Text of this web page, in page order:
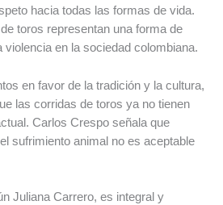
hacia todas las formas de vida.
toros representan una forma de
violencia en la sociedad colombiana.
en favor de la tradición y la cultura,
las corridas de toros ya no tienen
Carlos Crespo señala que
sufrimiento animal no es aceptable
Juliana Carrero, es integral y